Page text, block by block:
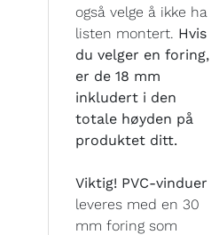
også velge å ikke ha
listen montert. Hvis
du velger en foring,
er de 18 mm
inkludert i den
totale høyden på
produktet ditt.
Viktig! PVC-vinduer
leveres med en 30
mm foring som